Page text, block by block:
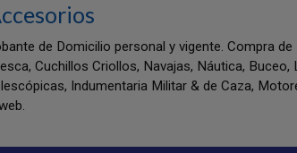
de Domicilio personal y vigente. Compra
Cuchillos Criollos, Navajas, Náutica,
Indumentaria Militar & de Caza,